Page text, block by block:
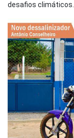
desafios climáticos.